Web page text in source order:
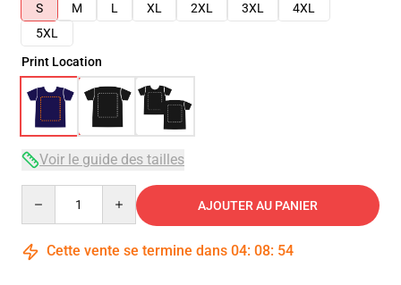
S
M L XL 2XL 3XL
4XL
5XL
Print Location
Voir le guide des tailles
AJOUTER AU PANIER
Cette vente se termine dans 04: 08: 54